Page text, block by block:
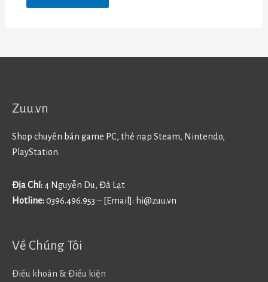
Zuu.vn
Shop chuyên bán game PC, thẻ nạp Steam, Nintendo,
PlayStation.
Địa Chỉ:4 Nguyễn Du, Đà Lạt
Hotline:0396.496.953 – [Email]: hi@zuu.vn
Về Chúng Tôi
Điều khoản & Điều kiện